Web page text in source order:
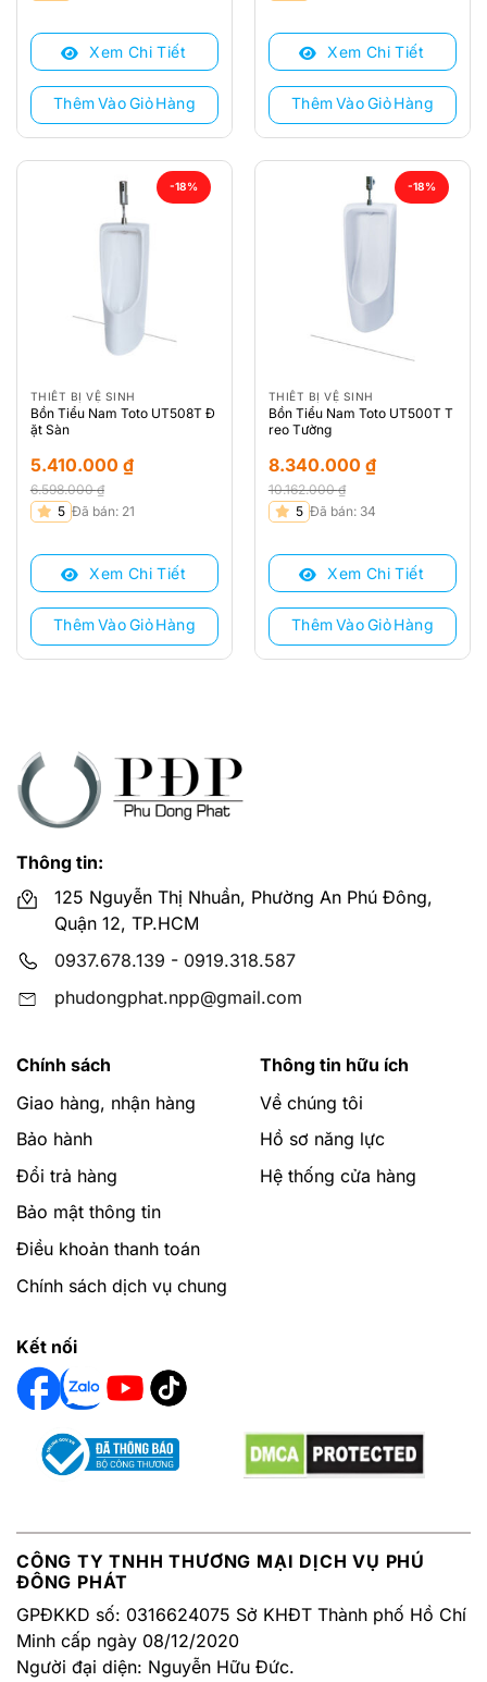
là:
6.401.000 ₫.
tại
5.250.000 ₫.
Xem Chi Tiết
Thêm Vào Giỏ Hàng
là:
6.598.000 ₫.
tại
5.410.000 ₫.
Xem Chi Tiết
Thêm Vào Giỏ Hàng
-18%
THIẾT BỊ VỆ SINH
Bồn Tiểu Nam Toto UT508T Đ
ặt Sàn
6.598.000₫
Giá
là:
6.598.000 ₫.
5.410.000 ₫
Giá
tại
5.410.000 ₫.
5 Đã bán: 21
Xem Chi Tiết
Thêm Vào Giỏ Hàng
-18%
THIẾT BỊ VỆ SINH
Bồn Tiểu Nam Toto UT500T T
reo Tường
10.162.000₫
Giá
là:
10.162.000 ₫.
8.340.000 ₫
Giá
tại
8.340.000 ₫.
5 Đã bán: 34
Xem Chi Tiết
Thêm Vào Giỏ Hàng
Thông tin:
125 Nguyễn Thị Nhuần, Phường An Phú Đông,
Quận 12, TP.HCM
0937.678.139 - 0919.318.587
phudongphat.npp@gmail.com
Chính sách
Giao hàng, nhận hàng
Bảo hành
Đổi trả hàng
Bảo mật thông tin
Điều khoản thanh toán
Chính sách dịch vụ chung
Thông tin hữu ích
Về chúng tôi
Hồ sơ năng lực
Hệ thống cửa hàng
Kết nối
CÔNG TY TNHH THƯƠNG MẠI DỊCH VỤ PHÚ
ĐÔNG PHÁT
GPĐKKD số: 0316624075 Sở KHĐT Thành phố Hồ Chí
Minh cấp ngày 08/12/2020
Người đại diện: Nguyễn Hữu Đức.